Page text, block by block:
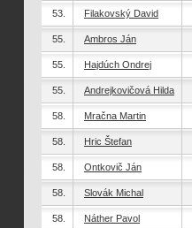
53. Filakovský David
55. Ambros Ján
55. Hajdúch Ondrej
55. Andrejkovičová Hilda
58. Mračna Martin
58. Hric Štefan
58. Ontkovič Ján
58. Slovák Michal
58. Náther Pavol